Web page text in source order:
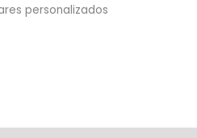
personalizados